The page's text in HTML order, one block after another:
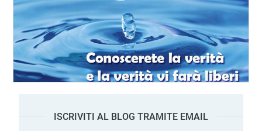
ISCRIVITI AL BLOG TRAMITE EMAIL